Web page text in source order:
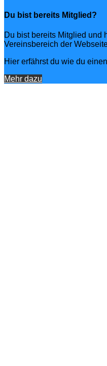
Du bist bereits Mitglied?
Du bist bereits Mitglied und
Vereinsbereich der
Hier erfährst du wie du
Mehr dazu